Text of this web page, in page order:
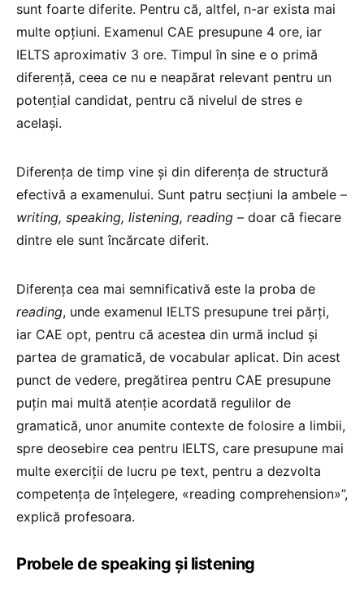
sunt foarte diferite. Pentru că, altfel, n-ar exista mai
multe opțiuni. Examenul CAE presupune 4 ore, iar
IELTS aproximativ 3 ore. Timpul în sine e o primă
diferență, ceea ce nu e neapărat relevant pentru un
potențial candidat, pentru că nivelul de stres e
același.
Diferența de timp vine și din diferența de structură
efectivă a examenului. Sunt patru secțiuni la ambele –
writing, speaking, listening, reading – doar că fiecare
dintre ele sunt încărcate diferit.
Diferența cea mai semnificativă este la proba de
reading, unde examenul IELTS presupune trei părți,
iar CAE opt, pentru că acestea din urmă includ și
partea de gramatică, de vocabular aplicat. Din acest
punct de vedere, pregătirea pentru CAE presupune
puțin mai multă atenție acordată regulilor de
gramatică, unor anumite contexte de folosire a limbii,
spre deosebire cea pentru IELTS, care presupune mai
multe exerciții de lucru pe text, pentru a dezvolta
competența de înțelegere, «reading comprehension»”,
explică profesoara.
Probele de speaking și listening